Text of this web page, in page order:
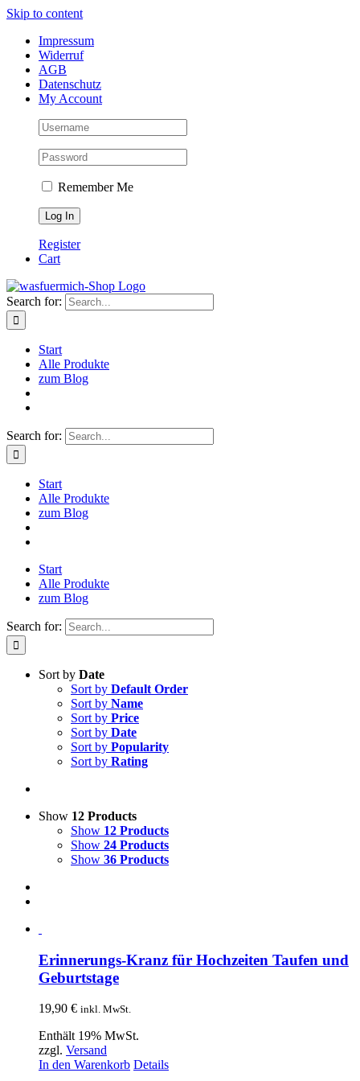
Skip to content
Impressum
Widerruf
AGB
Datenschutz
My Account
Remember Me
Register
Cart
Search for:
Start
Alle Produkte
zum Blog
Search for:
Start
Alle Produkte
zum Blog
Start
Alle Produkte
zum Blog
Search for:
Sort by Date
Sort by Default Order
Sort by Name
Sort by Price
Sort by Date
Sort by Popularity
Sort by Rating
Show 12 Products
Show 12 Products
Show 24 Products
Show 36 Products
Erinnerungs-Kranz für Hochzeiten Taufen und
Geburtstage
19,90 € inkl. MwSt.
Enthält 19% MwSt.
zzgl. Versand
In den Warenkorb Details